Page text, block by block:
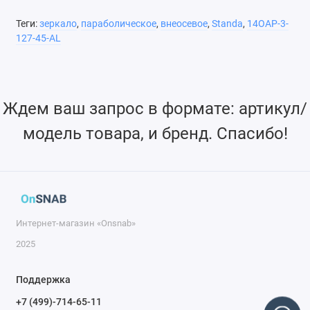
Теги:зеркало, параболическое, внеосевое, Standa, 14OAP-3-
127-45-AL
Ждем ваш запрос в формате: артикул/
модель товара, и бренд. Спасибо!
Интернет-магазин «Onsnab»
2025
Поддержка
+7 (499)-714-65-11